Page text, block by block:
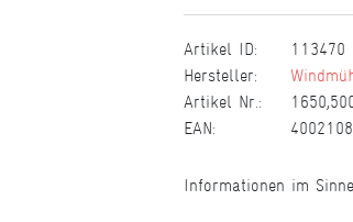
Artikel ID:
113470
Hersteller:
Artikel Nr.:
EAN:
Informationen im